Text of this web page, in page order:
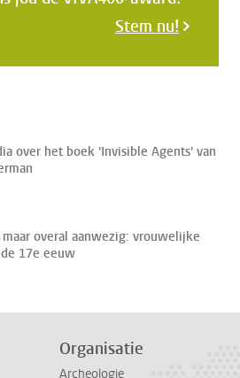
Stem nu!
over het boek 'Invisible Agents' van
overal aanwezig: vrouwelijke
17e eeuw
Organisatie
Archeologie